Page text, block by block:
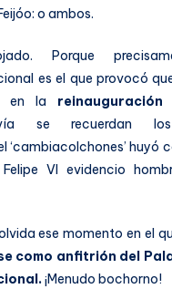
o ambos.
Porque
es el que provocó
en la
se recuerdan los
‘cambiacolchones’ huyó
VI evidencio
ese momento en el
como anfitrión del
¡Menudo bochorno!